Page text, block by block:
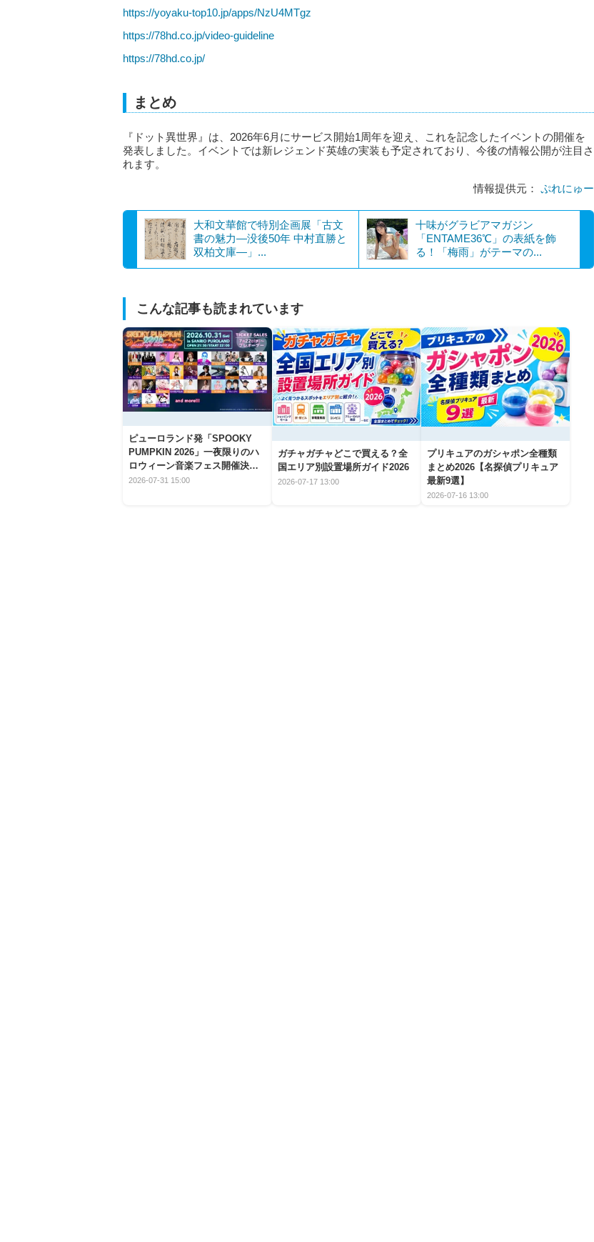
https://yoyaku-top10.jp/apps/NzU4MTgz
https://78hd.co.jp/video-guideline
https://78hd.co.jp/
まとめ
『ドット異世界』は、2026年6月にサービス開始1周年を迎え、これを記念したイベントの開催を
発表しました。イベントでは新レジェンド英雄の実装も予定されており、今後の情報公開が注目さ
れます。
情報提供元： ぷれにゅー
大和文華館で特別企画展「古文
書の魅力―没後50年 中村直勝と
双柏文庫―」...
十味がグラビアマガジン
「ENTAME36℃」の表紙を飾
る！「梅雨」がテーマの...
こんな記事も読まれています
ピューロランド発「SPOOKY
PUMPKIN 2026」一夜限りのハ
ロウィーン音楽フェス開催決
定！
2026-07-31 15:00
ガチャガチャどこで買える？全
国エリア別設置場所ガイド2026
2026-07-17 13:00
プリキュアのガシャポン全種類
まとめ2026【名探偵プリキュア
最新9選】
2026-07-16 13:00